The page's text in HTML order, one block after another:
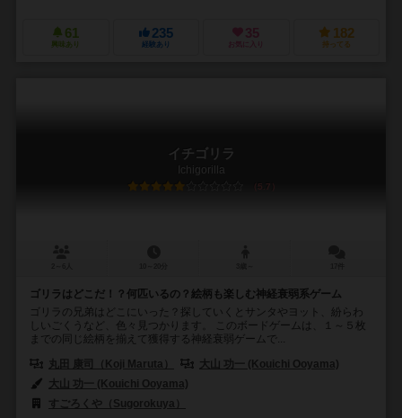
61
興味あり
235
経験あり
35
お気に入り
182
持ってる
イチゴリラ
Ichigorilla
5.7
ゴリラはどこだ！？何匹いるの？絵柄も楽しむ神経衰弱系ゲーム
ゴリラの兄弟はどこにいった？探していくとサンタやヨット、紛らわ
しいごくうなど、色々見つかります。 このボードゲームは、１～５枚
までの同じ絵柄を揃えて獲得する神経衰弱ゲームで...
丸田 康司（Koji Maruta）
大山 功一 (Kouichi Ooyama)
大山 功一 (Kouichi Ooyama)
すごろくや（Sugorokuya）